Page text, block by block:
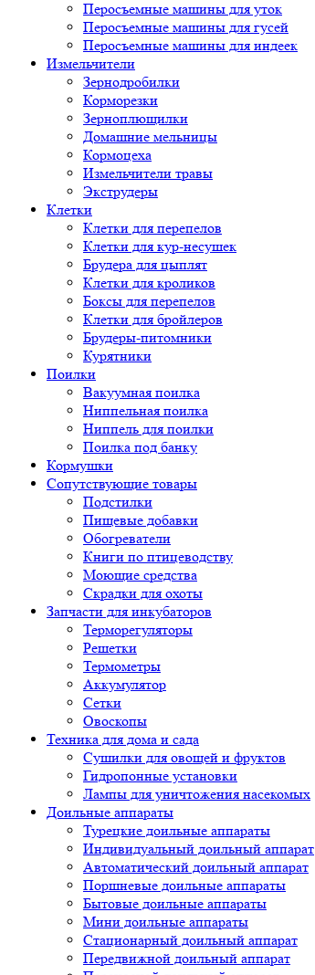
Перосъемные машины для уток
Перосъемные машины для гусей
Перосъемные машины для индеек
Измельчители
Зернодробилки
Корморезки
Зерноплющилки
Домашние мельницы
Кормоцеха
Измельчители травы
Экструдеры
Клетки
Клетки для перепелов
Клетки для кур-несушек
Брудера для цыплят
Клетки для кроликов
Боксы для перепелов
Клетки для бройлеров
Брудеры-питомники
Курятники
Поилки
Вакуумная поилка
Ниппельная поилка
Ниппель для поилки
Поилка под банку
Кормушки
Сопутствующие товары
Подстилки
Пищевые добавки
Обогреватели
Книги по птицеводству
Моющие средства
Скрадки для охоты
Запчасти для инкубаторов
Терморегуляторы
Решетки
Термометры
Аккумулятор
Сетки
Овоскопы
Техника для дома и сада
Сушилки для овощей и фруктов
Гидропонные установки
Лампы для уничтожения насекомых
Доильные аппараты
Турецкие доильные аппараты
Индивидуальный доильный аппарат
Автоматический доильный аппарат
Поршневые доильные аппараты
Бытовые доильные аппараты
Мини доильные аппараты
Стационарный доильный аппарат
Передвижной доильный аппарат